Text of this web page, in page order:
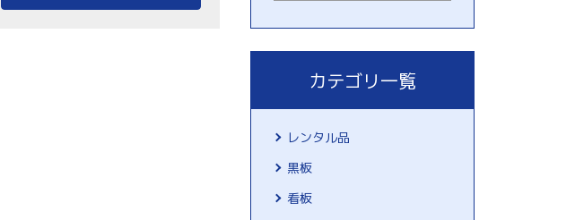
カテゴリ一覧
レンタル品
黒板
看板